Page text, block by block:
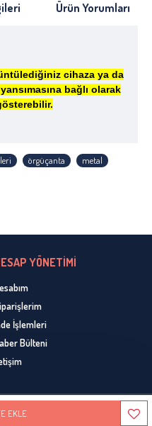
EKLE
Ürün Yorumları
cihaza ya da
bağlı olarak
örgüçanta
metal
YÖNETİMİ
İşlemleri
Bülteni
Design By Gemlik Web Tasarım